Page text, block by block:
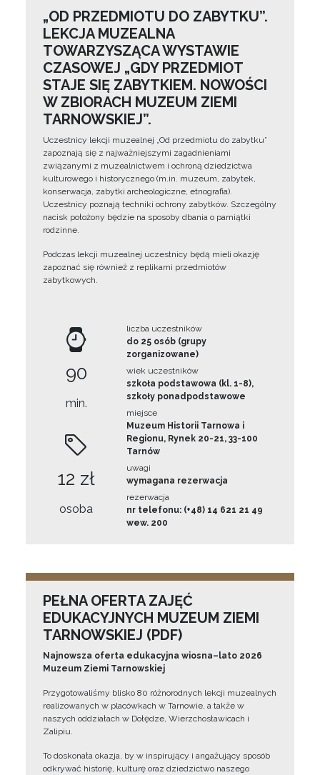
„OD PRZEDMIOTU DO ZABYTKU”.
LEKCJA MUZEALNA
TOWARZYSZĄCA WYSTAWIE
CZASOWEJ „GDY PRZEDMIOT
STAJE SIĘ ZABYTKIEM. NOWOŚCI
W ZBIORACH MUZEUM ZIEMI
TARNOWSKIEJ”.
Uczestnicy lekcji muzealnej „Od przedmiotu do zabytku”
zapoznają się z najważniejszymi zagadnieniami
związanymi z muzealnictwem i ochroną dziedzictwa
kulturowego i historycznego (m.in. muzeum, zabytek,
konserwacja, zabytki archeologiczne, etnografia).
Uczestnicy poznają techniki ochrony zabytków. Szczególny
nacisk położony będzie na sposoby dbania o pamiątki
rodzinne.
Podczas lekcji muzealnej uczestnicy będą mieli okazję
zapoznać się również z replikami przedmiotów
zabytkowych.
90
min.
12 zł
osoba
liczba uczestników
do 25 osób (grupy
zorganizowane)
wiek uczestników
szkoła podstawowa (kl. 1-8),
szkoły ponadpodstawowe
miejsce
Muzeum Historii Tarnowa i
Regionu, Rynek 20-21, 33-100
Tarnów
uwagi
wymagana rezerwacja
rezerwacja
nr telefonu: (+48) 14 621 21 49
wew. 200
PEŁNA OFERTA ZAJĘĆ
EDUKACYJNYCH MUZEUM ZIEMI
TARNOWSKIEJ (PDF)
Najnowsza oferta edukacyjna wiosna–lato 2026
Muzeum Ziemi Tarnowskiej
Przygotowaliśmy blisko 80 różnorodnych lekcji muzealnych
realizowanych w placówkach w Tarnowie, a także w
naszych oddziałach w Dołędze, Wierzchosławicach i
Zalipiu.
To doskonała okazja, by w inspirujący i angażujący sposób
odkrywać historię, kulturę oraz dziedzictwo naszego